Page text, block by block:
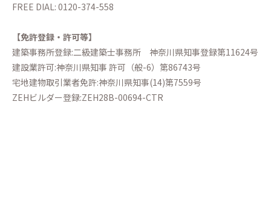
FREE DIAL: 0120-374-558
【免許登録・許可等】
建築事務所登録:二級建築士事務所 神奈川県知事登録第11624号
建設業許可:神奈川県知事 許可（般-6）第86743号
宅地建物取引業者免許:神奈川県知事(14)第7559号
ZEHビルダー登録:ZEH28B-00694-CTR